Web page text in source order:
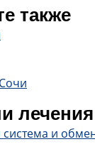
также
и